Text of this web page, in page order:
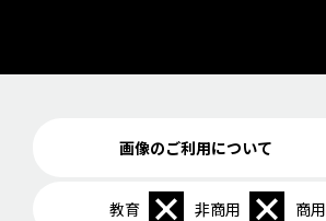
画像のご利用について
教育 非商用 商用